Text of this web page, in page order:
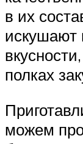
в их
искушают
полках
можем